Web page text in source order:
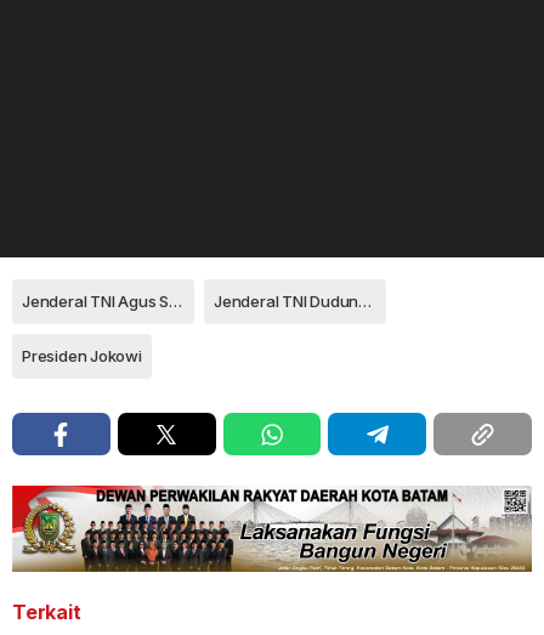
Jenderal TNI Agus Subiyanto Jenderal TNI Dudung Abdurachman
Presiden Jokowi
Terkait